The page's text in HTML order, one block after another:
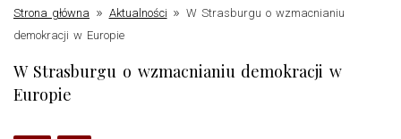
Strona główna » Aktualności » W Strasburgu o wzmacnianiu
demokracji w Europie
W Strasburgu o wzmacnianiu demokracji w
Europie